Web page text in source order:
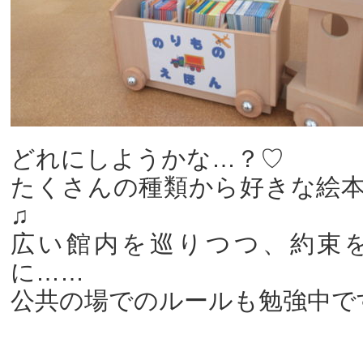
どれにしようかな…？♡
たくさんの種類から好きな絵
♫
広い館内を巡りつつ、約束
に……
公共の場でのルールも勉強中